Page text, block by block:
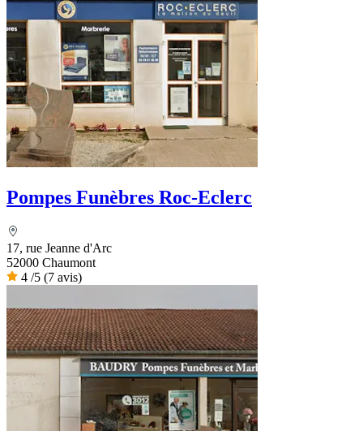
Pompes Funèbres Roc-Eclerc
17, rue Jeanne d'Arc
52000 Chaumont
4 /5 (7 avis)